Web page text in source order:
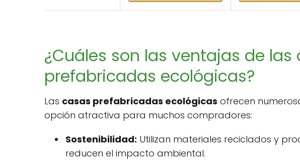
¿Cuáles son las ventajas de las
prefabricadas ecológicas?
Las casas prefabricadas ecológicas ofrecen
opción atractiva para muchos compradores:
Sostenibilidad: Utilizan materiales reciclados y
reducen el impacto ambiental.